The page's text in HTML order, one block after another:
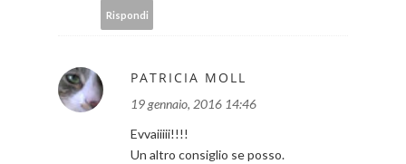
Rispondi
PATRICIA MOLL
19 gennaio, 2016 14:46
Evvaiiiii!!!!
Un altro consiglio se posso.